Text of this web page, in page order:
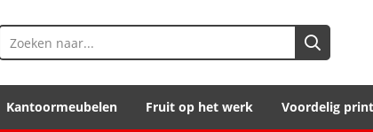
Kantoormeubelen Fruit op het werk Voordelig